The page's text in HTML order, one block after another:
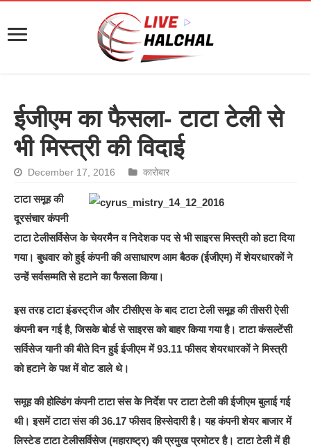
ईजीएम का फैसला- टाटा टेली से
भी मिस्त्री की विदाई
December 17, 2016 कारोबार
टाटा समूह की
दूरसंचार कंपनी
टाटा टेलीसर्विसेज के चेयरमैन व निदेशक पद से भी साइरस मिस्त्री को हटा दिया
गया। बुधवार को हुई कंपनी की असाधारण आम बैठक (ईजीएम) में शेयरधारकों ने
उन्हें सर्वसम्मति से हटाने का फैसला किया।
इस तरह टाटा इंडस्ट्रीज और टीसीएस के बाद टाटा टेली समूह की तीसरी ऐसी
कंपनी बन गई है, जिसके बोर्ड से साइरस को बाहर किया गया है। टाटा कंसल्टेंसी
सर्विसेज यानी की बीते दिन हुई ईजीएम में 93.11 फीसद शेयरधारकों ने मिस्त्री
को हटाने के पक्ष में वोट डाले थे।
समूह की होल्डिंग कंपनी टाटा संस के निर्देश पर टाटा टेली की ईजीएम बुलाई गई
थी। इसमें टाटा संस की 36.17 फीसद हिस्सेदारी है। यह कंपनी शेयर बाजार में
लिस्टेड टाटा टेलीसर्विसेज (महाराष्ट्र) की प्रमुख प्रमोटर है। टाटा टेली में ही